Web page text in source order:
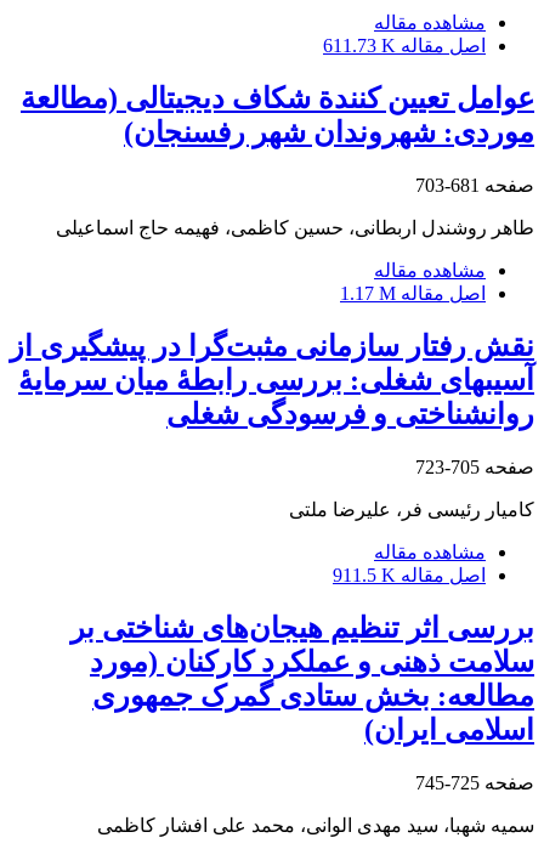
مشاهده مقاله
اصل مقاله 611.73 K
عوامل تعیین کنندة شکاف دیجیتالی (مطالعة
موردی: شهروندان شهر رفسنجان)
صفحه 681-703
طاهر روشندل اربطانی، حسین کاظمی، فهیمه حاج اسماعیلی
مشاهده مقاله
اصل مقاله 1.17 M
نقش رفتار سازمانی مثبت‌گرا در پیشگیری از
آسیب‏های شغلی: بررسی رابطۀ میان سرمایۀ
روان‏شناختی و فرسودگی شغلی
صفحه 705-723
کامیار رئیسی فر، علیرضا ملتی
مشاهده مقاله
اصل مقاله 911.5 K
بررسی اثر تنظیم هیجان‌های شناختی بر
سلامت ذهنی و عملکرد کارکنان (مورد
مطالعه: بخش ستادی گمرک جمهوری
اسلامی ایران)
صفحه 725-745
سمیه شهبا، سید مهدی الوانی، محمد علی افشار کاظمی